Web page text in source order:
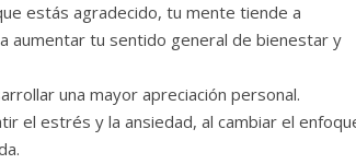
estás agradecido, tu mente tiende a
aumentar tu sentido general de bienestar y
una mayor apreciación personal.
el estrés y la ansiedad, al cambiar el